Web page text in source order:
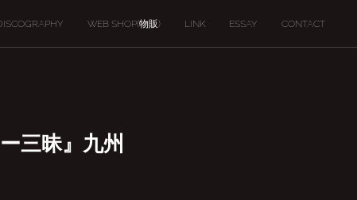
WEB SHOP(物販) LINK ESSAY CONTACT
三昧』九州